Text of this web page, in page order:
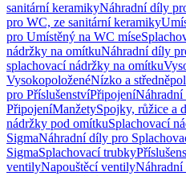
sanitární keramikyNáhradní díly
pro WC, ze sanitární keramiky
pro Umístěný na WC míse
nádržky na omítkuNáhradní díly
splachovací nádržky na omítku
VysokopoloženéNízko a
pro PříslušenstvíPřipojení
PřipojeníManžetySpojky, růžice a
nádržky pod omítkuSplachovací
SigmaNáhradní díly pro
SigmaSplachovací trubky
ventilyNapouštěcí ventilyNáhradní